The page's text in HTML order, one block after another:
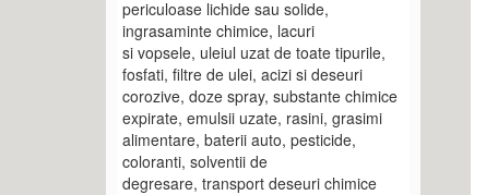
periculoase lichide sau solide,
ingrasaminte chimice, lacuri
si vopsele, uleiul uzat de toate tipurile,
fosfati, filtre de ulei, acizi si deseuri
corozive, doze spray, substante chimice
expirate, emulsii uzate, rasini, grasimi
alimentare, baterii auto, pesticide,
coloranti, solventii de
degresare, transport deseuri chimice